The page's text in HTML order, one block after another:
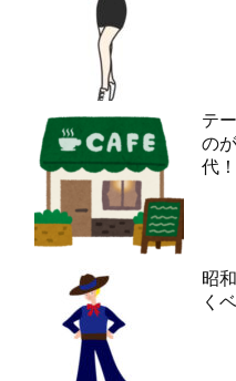
テ
の
代！
昭
く